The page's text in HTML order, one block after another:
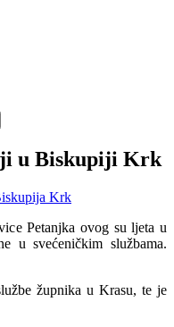
u Biskupiji Krk
Krk
Petanjka ovog su ljeta u
u svećeničkim službama.
župnika u Krasu, te je